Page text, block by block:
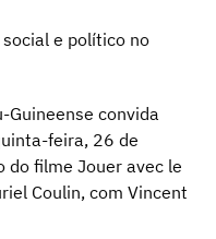
e político no
Guineense convida
feira, 26 de
do filme Jouer avec le
Coulin, com Vincent